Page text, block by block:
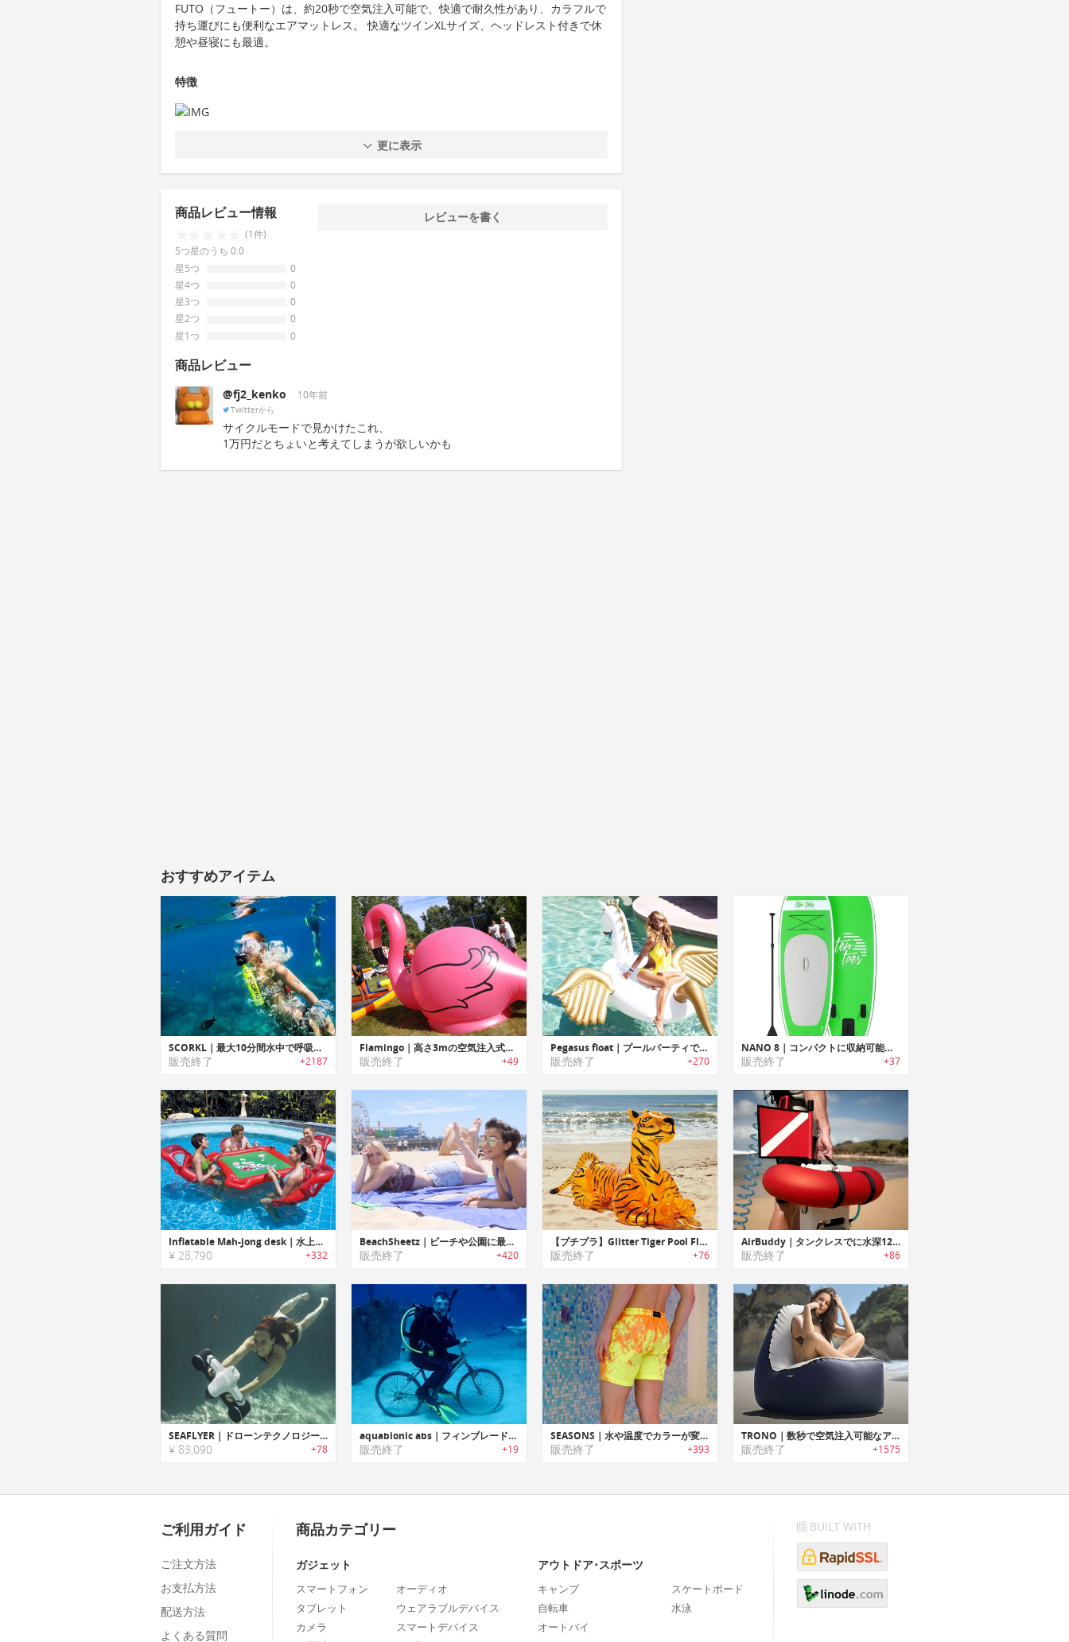
FUTO（フュートー）は、約20秒で空気注入可能で、快適で耐久性があり、カラフルで
持ち運びにも便利なエアマットレス。 快適なツインXLサイズ、ヘッドレスト付きで休
憩や昼寝にも最適。
特徴
更に表示
商品レビュー情報
(1件)
5つ星のうち 0.0
星5つ
0
星4つ
0
星3つ
0
星2つ
0
星1つ
0
レビューを書く
商品レビュー
@fj2_kenko 10年前
Twitterから
サイクルモードで見かけたこれ、
1万円だとちょいと考えてしまうが欲しいかも
おすすめアイテム
SCORKL｜最大10分間水中で呼吸できる再充填可能な軽量・ポータブルシリンダー「スコークル」
販売終了 +2187
Flamingo｜高さ3mの空気注入式ジャイアントフラミンゴ
販売終了 +49
Pegasus float｜プールパーティで活躍するビッグサイズのペガサスフロート
販売終了 +270
NANO 8｜コンパクトに収納可能でバランスに優れた空気注入式のポータブルSUPボード
販売終了 +37
Inflatable Mah-jong desk｜水上で麻雀ができる空気注入式テーブル/チェアセット
¥ 28,790 +332
BeachSheetz｜ビーチや公園に最適なぱっとひろげてすぐに収納可能なアウトドアシート「ビーチシーズ」
販売終了 +420
【プチプラ】Glitter Tiger Pool Float｜グリッター入りタイガーモチーフビーチフロート
販売終了 +76
AirBuddy｜タンクレスでに水深12mのダイビングが楽しめるダイビングギア「エアバディー」
販売終了 +86
SEAFLYER｜ドローンテクノロジーを応用したポータブル水中スクーター「シーフライヤー」
¥ 83,090 +78
aquabionic abs｜フィンブレードを簡単着脱可能なハイブリッドダイビングシューズ「アクアバイオニックabs」
販売終了 +19
SEASONS｜水や温度でカラーが変わるスイミングショーツ「シーサンズ」
販売終了 +393
TRONO｜数秒で空気注入可能なアウトドアラウンジソファ「トローノ」
販売終了 +1575
ご利用ガイド
ご注文方法
お支払方法
配送方法
よくある質問
商品カテゴリー
ガジェット
スマートフォン
タブレット
カメラ
オーディオ
ウェアラブルデバイス
スマートデバイス
アウトドア･スポーツ
キャンプ
自転車
オートバイ
スケートボード
水泳
BUILT WITH